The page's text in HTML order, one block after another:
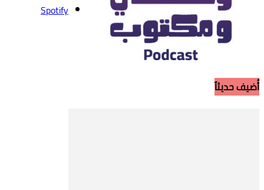
أُضيف حديثاً
Spotify